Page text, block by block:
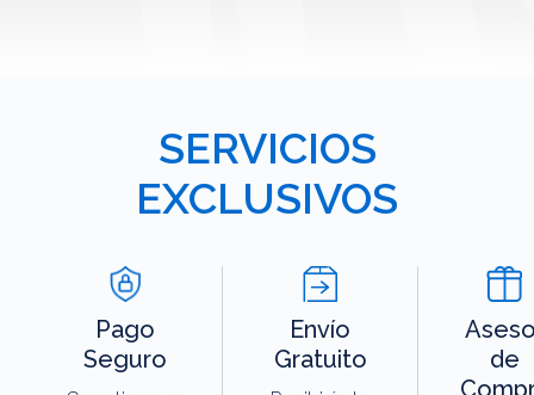
SERVICIOS
EXCLUSIVOS
Pago
Seguro
Envío
Gratuito
de